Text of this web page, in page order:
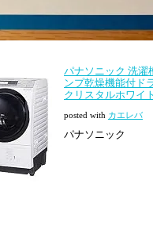
パナソニック 洗濯
ンプ乾燥機能付ド
クリスタルホワイ
posted with カエレバ
パナソニック